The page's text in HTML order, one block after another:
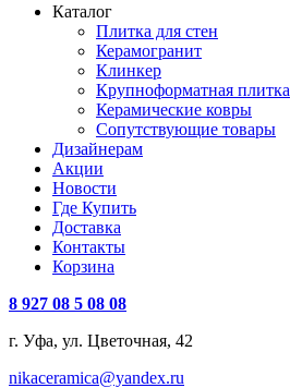
Каталог
Плитка для стен
Керамогранит
Клинкер
Крупноформатная плитка
Керамические ковры
Сопутствующие товары
Дизайнерам
Акции
Новости
Где Купить
Доставка
Контакты
Корзина
8 927 08 5 08 08
г. Уфа, ул. Цветочная, 42
nikaceramica@yandex.ru